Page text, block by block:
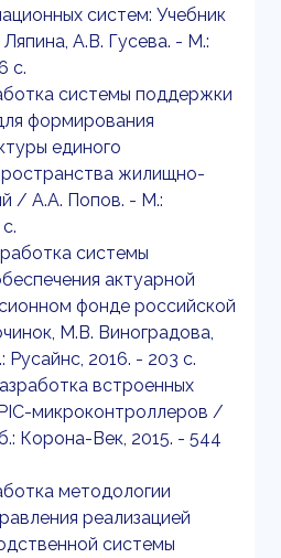
систем: Учебник
А.В. Гусева. - М.:
c.
системы поддержки
формирования
единого
жилищно-
/ А.А. Попов. - М.:
системы
актуарной
фонде российской
М.В. Виноградова,
2016. - 203 c.
встроенных
микроконтроллеров /
Корона-Век, 2015. - 544
методологии
реализацией
системы